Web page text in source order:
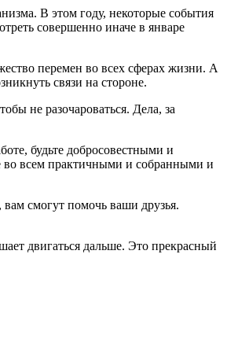
В этом году, некоторые события
совершенно иначе в январе
перемен во всех сферах жизни. А
связи на стороне.
не разочароваться. Дела, за
будьте добросовестными и
во всем практичными и собранными и
смогут помочь ваши друзья.
двигаться дальше. Это прекрасный